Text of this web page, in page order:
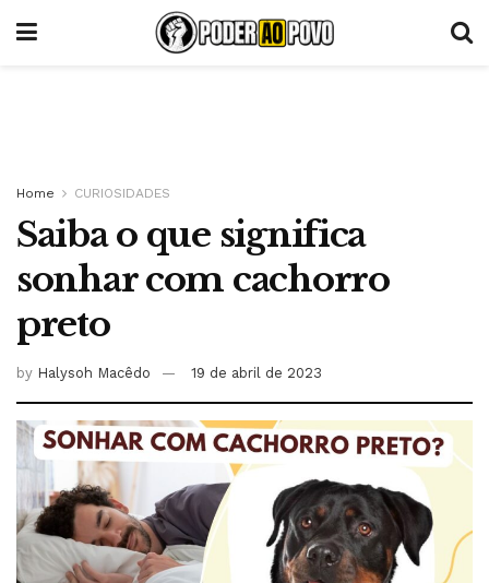
Home CURIOSIDADES
Saiba o que significa
sonhar com cachorro
preto
by Halysoh Macêdo 19 de abril de 2023